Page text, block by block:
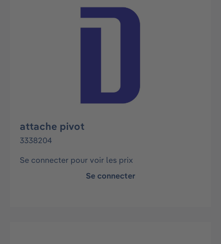
Ignorer la galerie d'images
attache pivot
3338204
Se connecter pour voir les prix
Se connecter